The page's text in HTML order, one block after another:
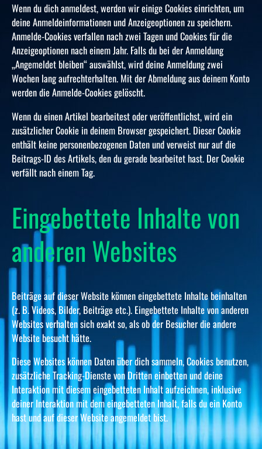
Wenn du dich anmeldest, werden wir einige Cookies einrichten, um
deine Anmeldeinformationen und Anzeigeoptionen zu speichern.
Anmelde-Cookies verfallen nach zwei Tagen und Cookies für die
Anzeigeoptionen nach einem Jahr. Falls du bei der Anmeldung
„Angemeldet bleiben“ auswählst, wird deine Anmeldung zwei
Wochen lang aufrechterhalten. Mit der Abmeldung aus deinem Konto
werden die Anmelde-Cookies gelöscht.
Wenn du einen Artikel bearbeitest oder veröffentlichst, wird ein
zusätzlicher Cookie in deinem Browser gespeichert. Dieser Cookie
enthält keine personenbezogenen Daten und verweist nur auf die
Beitrags-ID des Artikels, den du gerade bearbeitet hast. Der Cookie
verfällt nach einem Tag.
Eingebettete Inhalte von
anderen Websites
Beiträge auf dieser Website können eingebettete Inhalte beinhalten
(z. B. Videos, Bilder, Beiträge etc.). Eingebettete Inhalte von anderen
Websites verhalten sich exakt so, als ob der Besucher die andere
Website besucht hätte.
Diese Websites können Daten über dich sammeln, Cookies benutzen,
zusätzliche Tracking-Dienste von Dritten einbetten und deine
Interaktion mit diesem eingebetteten Inhalt aufzeichnen, inklusive
deiner Interaktion mit dem eingebetteten Inhalt, falls du ein Konto
hast und auf dieser Website angemeldet bist.